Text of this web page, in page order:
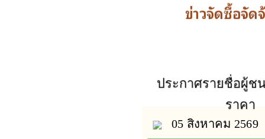
ข่าวจัดซื้อจัด
ประกาศรายชื่อผู้ช
ราคา
05 สิงหาคม 2569